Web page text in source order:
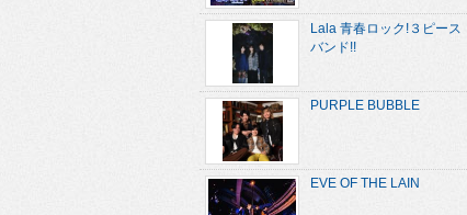
Lala 青春ロック!３ピース
バンド!!
PURPLE BUBBLE
EVE OF THE LAIN